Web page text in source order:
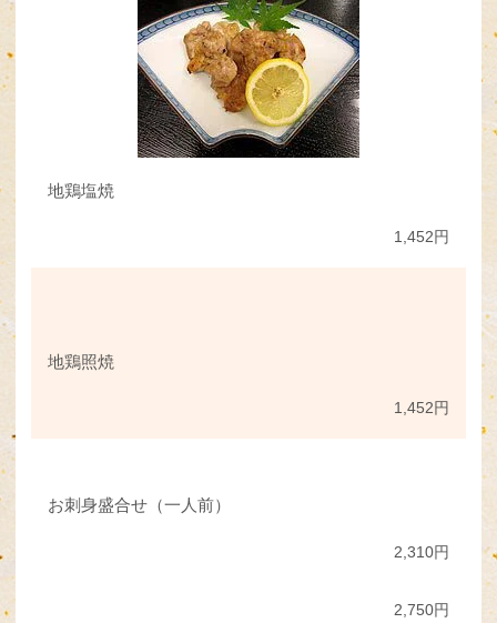
地鶏塩焼
1,452円
地鶏照焼
1,452円
お刺身盛合せ（一人前）
2,310円
2,750円